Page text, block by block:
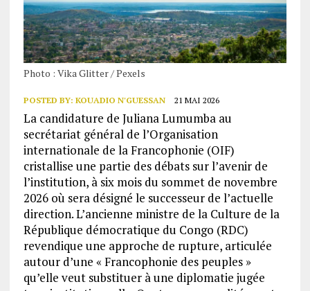
Photo : Vika Glitter / Pexels
POSTED BY: KOUADIO N'GUESSAN 21 MAI 2026
La candidature de Juliana Lumumba au
secrétariat général de l’Organisation
internationale de la Francophonie (OIF)
cristallise une partie des débats sur l’avenir de
l’institution, à six mois du sommet de novembre
2026 où sera désigné le successeur de l’actuelle
direction. L’ancienne ministre de la Culture de la
République démocratique du Congo (RDC)
revendique une approche de rupture, articulée
autour d’une « Francophonie des peuples »
qu’elle veut substituer à une diplomatie jugée